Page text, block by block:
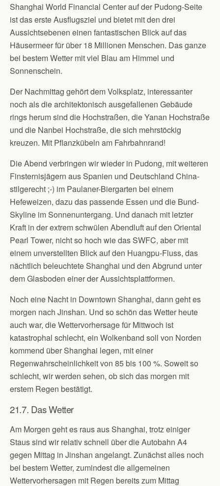
Shanghai World Financial Center auf der Pudong-Seite
ist das erste Ausflugsziel und bietet mit den drei
Aussichtsebenen einen fantastischen Blick auf das
Häusermeer für über 18 Millionen Menschen. Das ganze
bei bestem Wetter mit viel Blau am Himmel und
Sonnenschein.
Der Nachmittag gehört dem Volksplatz, interessanter
noch als die architektonisch ausgefallenen Gebäude
rings herum sind die Hochstraßen, die Yanan Hochstraße
und die Nanbei Hochstraße, die sich mehrstöckig
kreuzen. Mit Pflanzkübeln am Fahrbahnrand!
Die Abend verbringen wir wieder in Pudong, mit weiteren
Finsternisjägern aus Spanien und Deutschland China-
stilgerecht ;-) im Paulaner-Biergarten bei einem
Hefeweizen, dazu das passende Essen und die Bund-
Skyline im Sonnenuntergang. Und danach mit letzter
Kraft in der extrem schwülen Abendluft auf den Oriental
Pearl Tower, nicht so hoch wie das SWFC, aber mit
einem unverstellten Blick auf den Huangpu-Fluss, das
nächtlich beleuchtete Shanghai und den Abgrund unter
dem Glasboden einer der Aussichtsplattformen.
Noch eine Nacht in Downtown Shanghai, dann geht es
morgen nach Jinshan. Und so schön das Wetter heute
auch war, die Wettervorhersage für Mittwoch ist
katastrophal schlecht, ein Wolkenband soll von Norden
kommend über Shanghai legen, mit einer
Regenwahrscheinlichkeit von 85 bis 100 %. Soweit so
schlecht, wir werden sehen, ob sich das morgen mit
erstem Regen bestätigt.
21.7. Das Wetter
Am Morgen geht es raus aus Shanghai, trotz einiger
Staus sind wir relativ schnell über die Autobahn A4
gegen Mittag in Jinshan angelangt. Zunächst alles noch
bei bestem Wetter, zumindest die allgemeinen
Wettervorhersagen mit Regen bereits zum Mittag